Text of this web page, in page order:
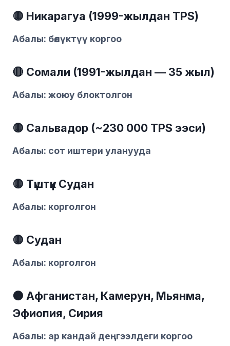
🟡 Никарагуа (1999-жылдан TPS)
Абалы: бөлүктүү коргоо
🔴 Сомали (1991-жылдан — 35 жыл)
Абалы: жоюу блоктолгон
🟡 Сальвадор (~230 000 TPS ээси)
Абалы: сот иштери уланууда
🟡 Түштүк Судан
Абалы: корголгон
🟡 Судан
Абалы: корголгон
🟠 Афганистан, Камерун, Мьянма,
Эфиопия, Сирия
Абалы: ар кандай деңгээлдеги коргоо